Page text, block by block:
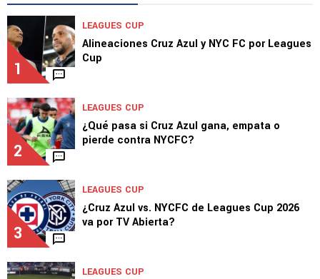
1
LEAGUES CUP
Alineaciones Cruz Azul y NYC FC por Leagues
Cup
2
LEAGUES CUP
¿Qué pasa si Cruz Azul gana, empata o
pierde contra NYCFC?
3
LEAGUES CUP
¿Cruz Azul vs. NYCFC de Leagues Cup 2026
va por TV Abierta?
LEAGUES CUP